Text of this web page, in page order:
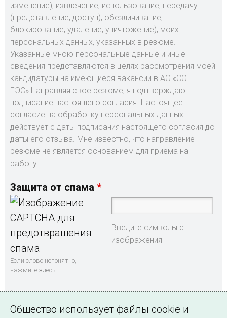
изменение), извлечение, использование, передачу
(представление, доступ), обезличивание,
блокирование, удаление, уничтожение), моих
персональных данных, указанных в резюме.
Указанные мною персональные данные и иные
сведения представляются в целях рассмотрения моей
кандидатуры на имеющиеся вакансии в АО «СО
ЕЭС».Направляя свое резюме, я подтверждаю
подписание настоящего согласия. Настоящее
согласие на обработку персональных данных
действует с даты подписания настоящего согласия до
даты его отзыва. Мне известно, что направление
резюме не является основанием для приема на
работу
Защита от спама
Если слово непонятно,
нажмите здесь..
Введите символы с
изображения
Общество использует файлы cookie и